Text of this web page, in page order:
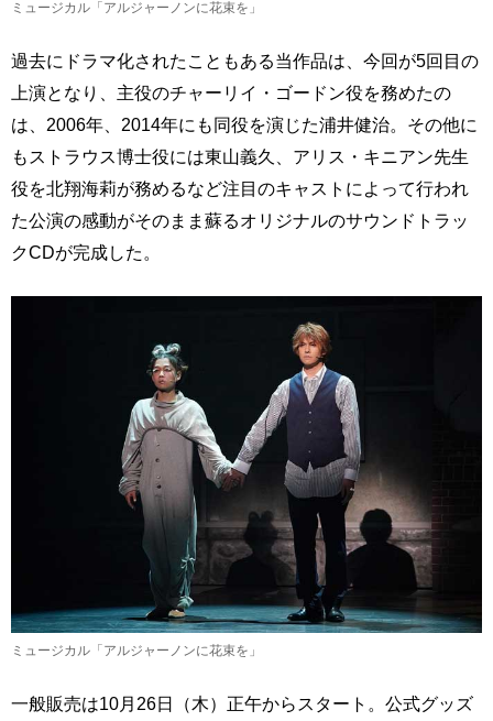
ミュージカル「アルジャーノンに花束を」
過去にドラマ化されたこともある当作品は、今回が5回目の
上演となり、主役のチャーリイ・ゴードン役を務めたの
は、2006年、2014年にも同役を演じた浦井健治。その他に
もストラウス博士役には東山義久、アリス・キニアン先生
役を北翔海莉が務めるなど注目のキャストによって行われ
た公演の感動がそのまま蘇るオリジナルのサウンドトラッ
クCDが完成した。
ミュージカル「アルジャーノンに花束を」
一般販売は10月26日（木）正午からスタート。公式グッズ